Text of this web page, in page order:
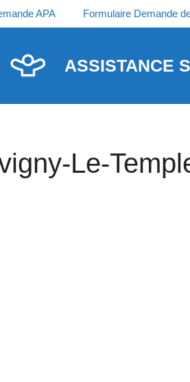
APA Formulaire Demande
ASSISTANCE
Le-